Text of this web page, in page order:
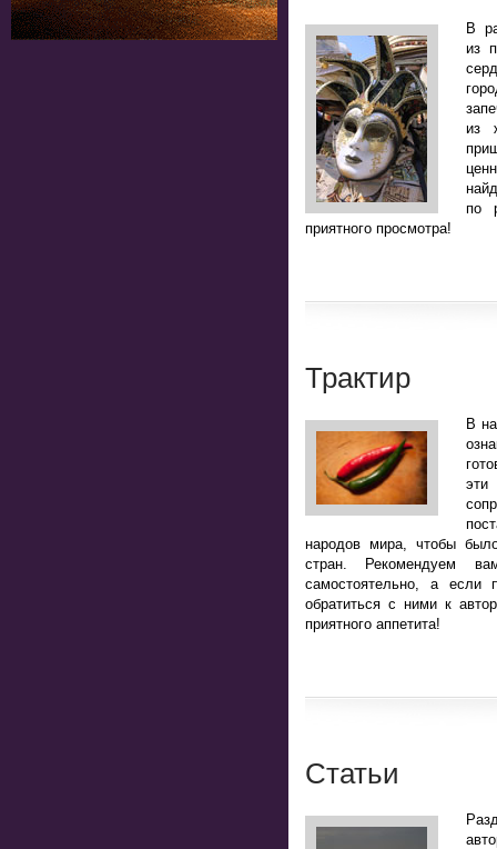
В
из
из
по
приятного просмотра!
Трактир
В
народов мира, чтобы
стран. Рекомендуем
самостоятельно, а если
обратиться с ними к
приятного аппетита!
Статьи